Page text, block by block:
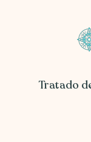
Tratado